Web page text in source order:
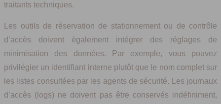
traitants techniques.
Les outils de réservation de stationnement ou de contrôle
d’accès doivent également intégrer des réglages de
minimisation des données. Par exemple, vous pouvez
privilégier un identifiant interne plutôt que le nom complet sur
les listes consultées par les agents de sécurité. Les journaux
d’accès (logs) ne doivent pas être conservés indéfiniment,